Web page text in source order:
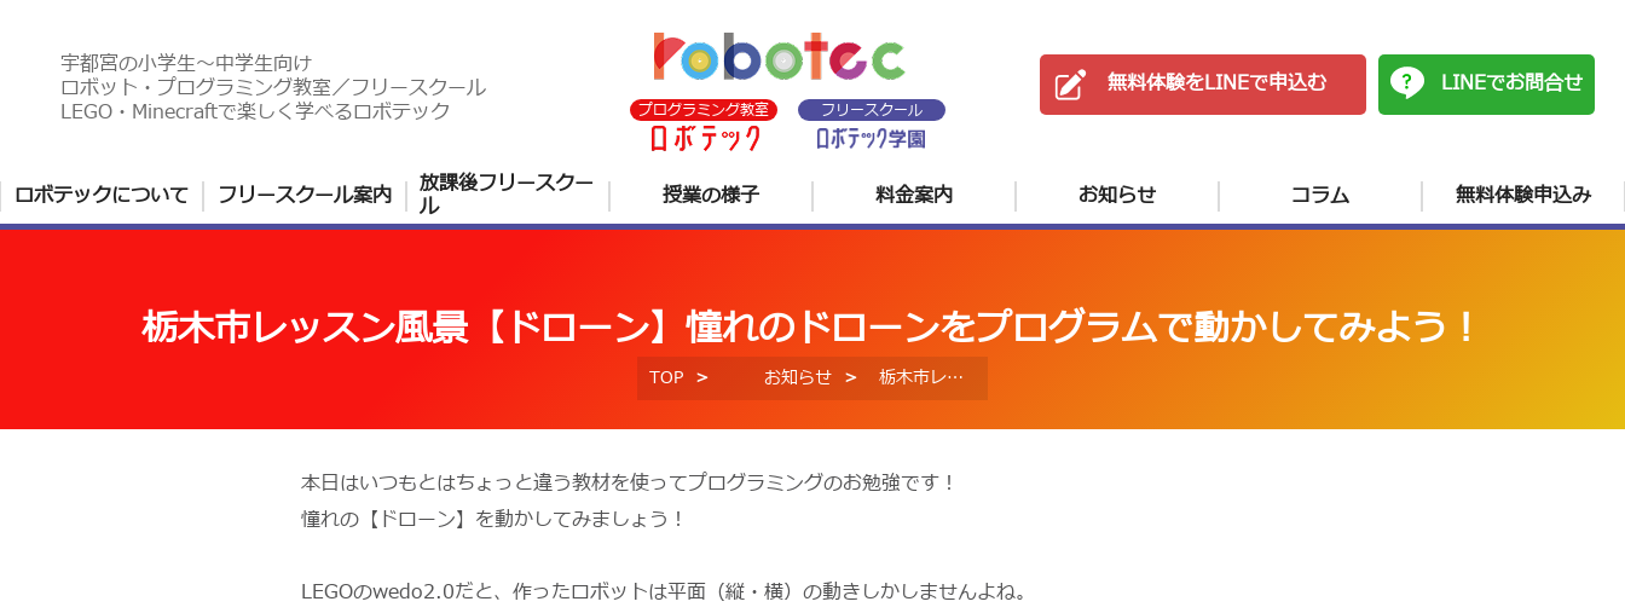
宇都宮の小学生〜中学生向け
ロボット・プログラミング教室／フリースクール
LEGO・Minecraftで楽しく学べるロボテック
プログラミング教室 フリースクール
無料体験をLINEで申込む LINEでお問合せ
ロボテックについて フリースクール案内 放課後フリースクー
ル 授業の様子 料金案内 お知らせ コラム 無料体験申込み
栃木市レッスン風景【ドローン】憧れのドローンをプログラムで動かしてみよう！
TOP お知らせ 栃木市レッスン風景【ドローン】憧れのドローンをプログラムで動かしてみよう！
本日はいつもとはちょっと違う教材を使ってプログラミングのお勉強です！
憧れの【ドローン】を動かしてみましょう！
LEGOのwedo2.0だと、作ったロボットは平面（縦・横）の動きしかしませんよね。